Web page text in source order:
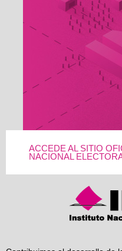
ACCEDE AL SITIO
NACIONAL